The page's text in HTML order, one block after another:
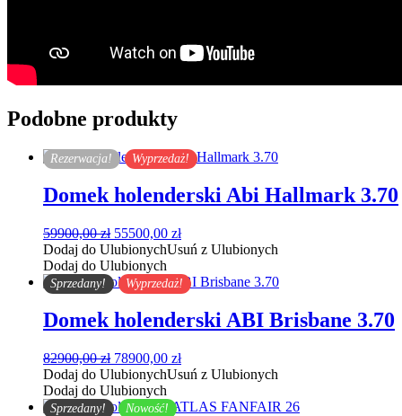
Podobne produkty
Rezerwacja! Wyprzedaż!
Domek holenderski Abi Hallmark 3.70
59900,00zł Pierwotna
cena
wynosiła:
59900,00 zł.
55500,00 złAktualna
cena
55500,00 zł.
Dodaj do UlubionychUsuń z Ulubionych
Dodaj do Ulubionych
Sprzedany! Wyprzedaż!
Domek holenderski ABI Brisbane 3.70
82900,00zł Pierwotna
cena
wynosiła:
82900,00 zł.
78900,00 złAktualna
cena
78900,00 zł.
Dodaj do UlubionychUsuń z Ulubionych
Dodaj do Ulubionych
Sprzedany! Nowość!